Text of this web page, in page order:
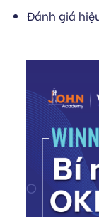
Đánh giá